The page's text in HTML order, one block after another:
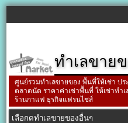
ทำเลขาย
ศูนย์รวมทำเลขายของ พื้นที่ให้เช่า ป
ตลาดนัด ราคาค่าเช่าพื้นที่ ให้เช่าทำ
ร้านกาแฟ ธุรกิจแฟรนไชส์